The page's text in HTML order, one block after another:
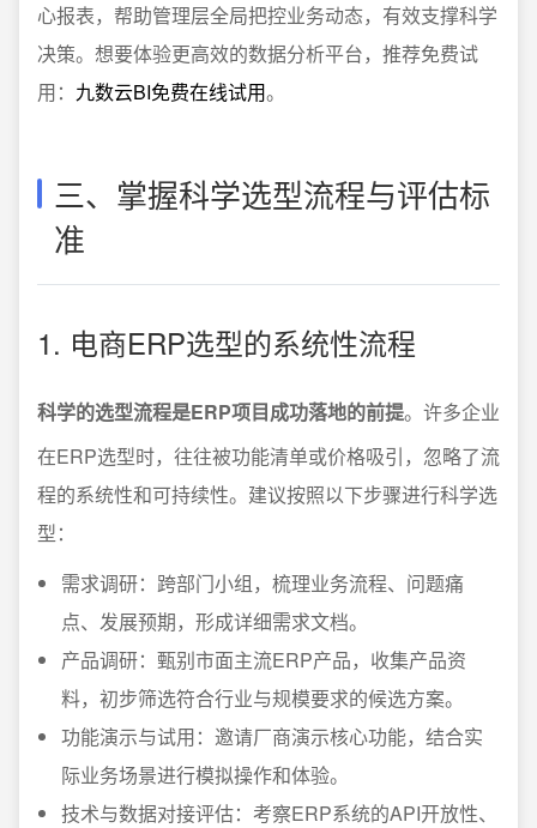
心报表，帮助管理层全局把控业务动态，有效支撑科学
决策。想要体验更高效的数据分析平台，推荐免费试
用： 九数云BI免费在线试用。
三、掌握科学选型流程与评估标
准
1. 电商ERP选型的系统性流程
科学的选型流程是ERP项目成功落地的前提。许多企业
在ERP选型时，往往被功能清单或价格吸引，忽略了流
程的系统性和可持续性。建议按照以下步骤进行科学选
型：
需求调研：跨部门小组，梳理业务流程、问题痛
点、发展预期，形成详细需求文档。
产品调研：甄别市面主流ERP产品，收集产品资
料，初步筛选符合行业与规模要求的候选方案。
功能演示与试用：邀请厂商演示核心功能，结合实
际业务场景进行模拟操作和体验。
技术与数据对接评估：考察ERP系统的API开放性、